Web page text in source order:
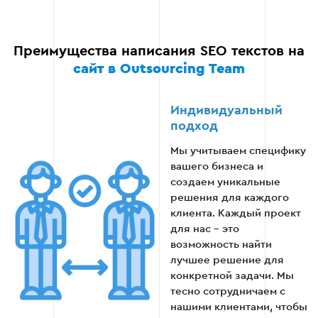
Преимущества написания SEO текстов на
сайт в Outsourcing Team
Индивидуальный
подход
Мы учитываем специфику
вашего бизнеса и
создаем уникальные
решения для каждого
клиента. Каждый проект
для нас - это
возможность найти
лучшее решение для
конкретной задачи. Мы
тесно сотрудничаем с
нашими клиентами, чтобы